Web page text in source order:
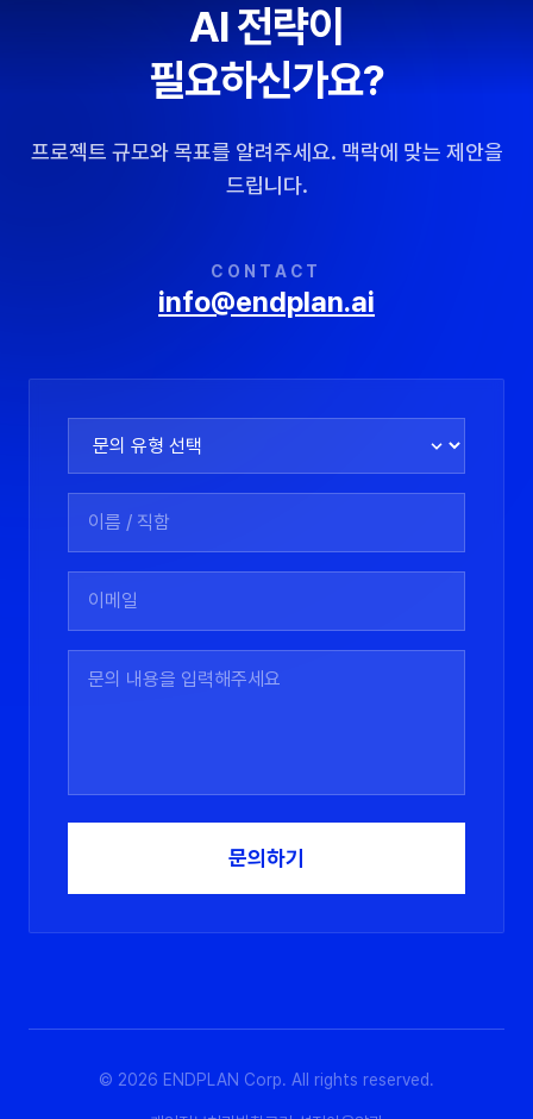
AI 전략이
필요하신가요?
프로젝트 규모와 목표를 알려주세요. 맥락에 맞는 제안을
드립니다.
CONTACT
info@endplan.ai
문의하기
© 2026 ENDPLAN Corp. All rights reserved.